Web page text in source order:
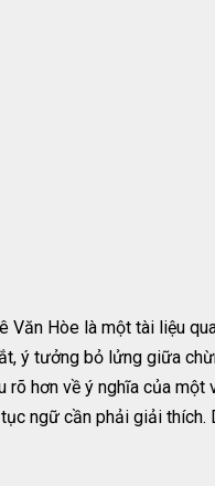
Hòe là một tài liệu
ý tưởng bỏ lửng giữa
hơn về ý nghĩa của
ngữ cần phải giải